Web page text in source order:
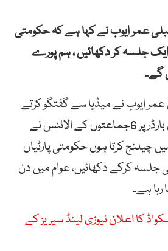
عمر ایوب نے کہا ہے کہ حکومتی
جلسہ کر دکھائیں ، ہم پورے
گے۔
عمر ایوب نے میڈیا سے گفتگو کرتے
ہوئے کہا کہ پاک افغان بارڈر پر 6جماعتوں کے الائنس نے
چیلنج کرتا ہوں حکومتی پارٹیاں
جلسہ کرکے دکھائیں، عوام میں دن
ہے۔
اسکواڈ کا اعلان نیوزی لینڈ سیریز کے